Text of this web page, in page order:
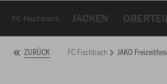
FC Fischbach JACKEN
ZURÜCK FC Fischbach JAKO